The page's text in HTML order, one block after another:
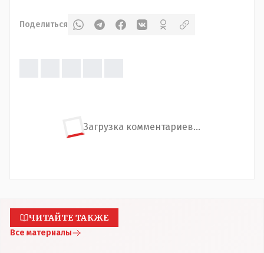
Поделиться
Загрузка комментариев...
ЧИТАЙТЕ ТАКЖЕ
Все материалы